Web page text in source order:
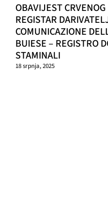
OBAVIJEST
REGISTAR
COMUNICAZIONE
BUIESE – REGISTRO
STAMINALI
18 srpnja, 2025